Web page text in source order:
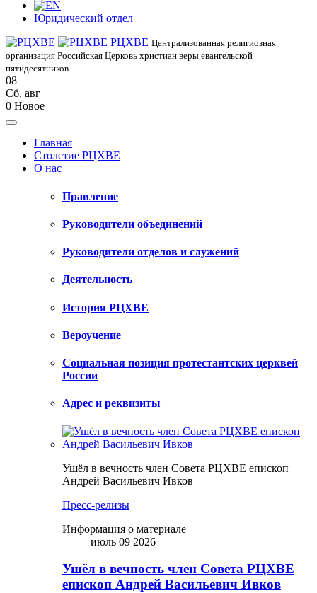
Юридический отдел
РЦХВЕ Централизованная религиозная
организация Российская Церковь христиан веры евангельской
пятидесятников
08
Сб, авг
0 Новое
Главная
Столетие РЦХВЕ
О нас
Правление
Руководители объединений
Руководители отделов и служений
Деятельность
История РЦХВЕ
Вероучение
Социальная позиция протестантских церквей
России
Адрес и реквизиты
Ушёл в вечность член Совета РЦХВЕ епископ
Андрей Васильевич Ивков
Пресс-релизы
Информация о материале
июль 09 2026
Ушёл в вечность член Совета РЦХВЕ
епископ Андрей Васильевич Ивков